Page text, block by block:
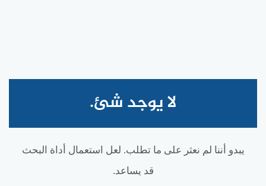
لا يوجد شئ.
يبدو أننا لم نعثر على ما تطلب. لعل استعمال أداة البحث
قد يساعد.